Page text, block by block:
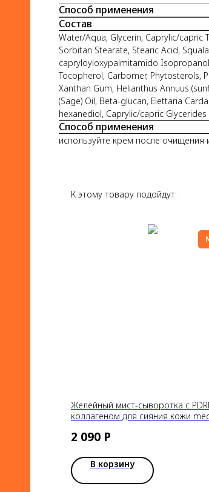
Способ применения
Состав
Water/Aqua, Glycerin, Caprylic/capric
Sorbitan Stearate, Stearic Acid,
capryloyloxypalmitamido
Tocopherol, Carbomer, Phytosterols,
Xanthan Gum, Helianthus Annuus
(Sage) Oil, Beta-glucan, Elettaria
hexanediol, Caprylic/capric Glycerides
Способ применения
используйте крем после
К этому товару подойдут:
Желейный мист-сыворотка с
коллагеном для сияния кожи
2 090 Р
В корзину